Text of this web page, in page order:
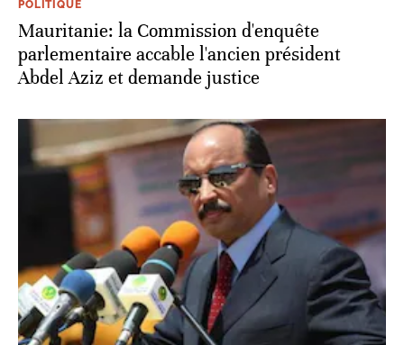
POLITIQUE
Mauritanie: la Commission d'enquête
parlementaire accable l'ancien président
Abdel Aziz et demande justice